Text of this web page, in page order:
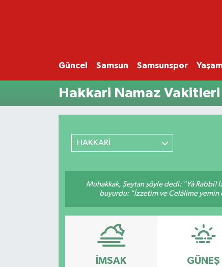
Güncel Samsun Samsunspor
Hakkari Namaz Vakitleri
HAKKARİ
Muhakkak, Şeytan şöyle dedi: "Yâ Rabbi!
buyurdu: "İzzetim ve Celâlime
İMSAK GÜNEŞ
SAMSUN
SAMSUNSPOR
EKONOMİ